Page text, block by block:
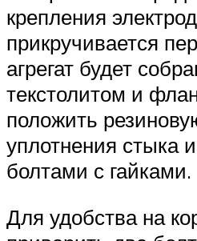
крепления
прикручивается
агрегат будет
текстолитом и
положить
уплотнения стыка
болтами с гайками.
Для удобства на